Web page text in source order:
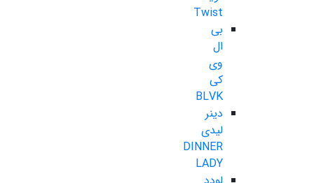
Twist
بی
ال
وی
کی
BLVK
دینر
لیدی
DINNER
LADY